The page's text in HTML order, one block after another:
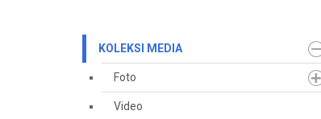
KOLEKSI MEDIA
Foto
Video